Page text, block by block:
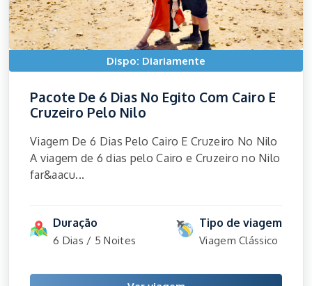
Dispo: Diariamente
Pacote De 6 Dias No Egito Com Cairo E
Cruzeiro Pelo Nilo
Viagem De 6 Dias Pelo Cairo E Cruzeiro No Nilo
A viagem de 6 dias pelo Cairo e Cruzeiro no Nilo
far&aacu...
Duração
6 Dias / 5 Noites
Tipo de viagem
Viagem Clássico